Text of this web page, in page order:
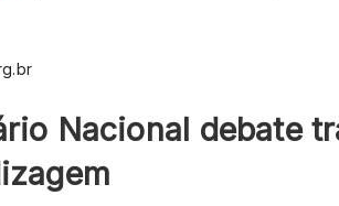
Nacional debate